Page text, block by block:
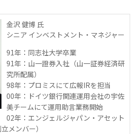
金沢 健博 氏
シニア インベストメント・マネジャー
91年：同志社大学卒業
91年：山一證券入社（山一証券経済研
究所配属）
98年：プロミスにて広報IRを担当
00年：ドイツ銀行関連運用会社の宇佐
美チームにて運用助言業務開始
02年：エンジェルジャパン・アセット
メンバー）